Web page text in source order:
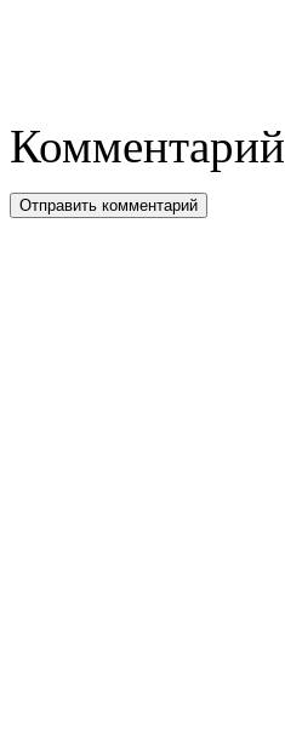
Комментарий